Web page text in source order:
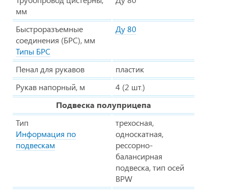
мм
Быстроразъемные
соединения (БРС), мм
Типы БРС
Ду 80
Пенал для рукавов
пластик
Рукав напорный, м
4 (2 шт.)
Подвеска полуприцепа
Тип
Информация по
подвескам
трехосная,
односкатная,
рессорно-
балансирная
подвеска, тип осей
BPW